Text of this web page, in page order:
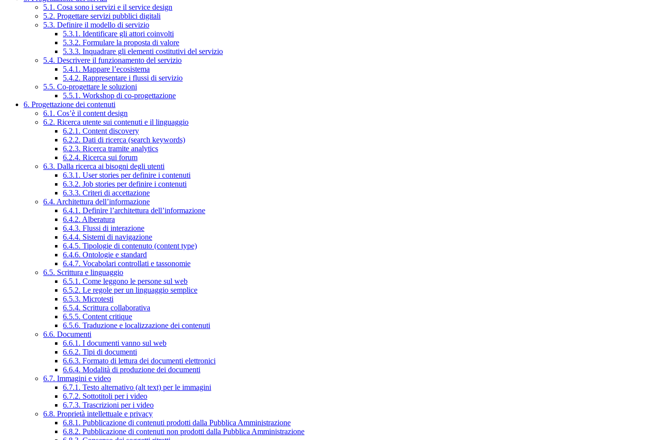
5.1. Cosa sono i servizi e il service design
5.2. Progettare servizi pubblici digitali
5.3. Definire il modello di servizio
5.3.1. Identificare gli attori coinvolti
5.3.2. Formulare la proposta di valore
5.3.3. Inquadrare gli elementi costitutivi del servizio
5.4. Descrivere il funzionamento del servizio
5.4.1. Mappare l’ecosistema
5.4.2. Rappresentare i flussi di servizio
5.5. Co-progettare le soluzioni
5.5.1. Workshop di co-progettazione
6. Progettazione dei contenuti
6.1. Cos’è il content design
6.2. Ricerca utente sui contenuti e il linguaggio
6.2.1. Content discovery
6.2.2. Dati di ricerca (search keywords)
6.2.3. Ricerca tramite analytics
6.2.4. Ricerca sui forum
6.3. Dalla ricerca ai bisogni degli utenti
6.3.1. User stories per definire i contenuti
6.3.2. Job stories per definire i contenuti
6.3.3. Criteri di accettazione
6.4. Architettura dell’informazione
6.4.1. Definire l’architettura dell’informazione
6.4.2. Alberatura
6.4.3. Flussi di interazione
6.4.4. Sistemi di navigazione
6.4.5. Tipologie di contenuto (content type)
6.4.6. Ontologie e standard
6.4.7. Vocabolari controllati e tassonomie
6.5. Scrittura e linguaggio
6.5.1. Come leggono le persone sul web
6.5.2. Le regole per un linguaggio semplice
6.5.3. Microtesti
6.5.4. Scrittura collaborativa
6.5.5. Content critique
6.5.6. Traduzione e localizzazione dei contenuti
6.6. Documenti
6.6.1. I documenti vanno sul web
6.6.2. Tipi di documenti
6.6.3. Formato di lettura dei documenti elettronici
6.6.4. Modalità di produzione dei documenti
6.7. Immagini e video
6.7.1. Testo alternativo (alt text) per le immagini
6.7.2. Sottotitoli per i video
6.7.3. Trascrizioni per i video
6.8. Proprietà intellettuale e privacy
6.8.1. Pubblicazione di contenuti prodotti dalla Pubblica Amministrazione
6.8.2. Pubblicazione di contenuti non prodotti dalla Pubblica Amministrazione